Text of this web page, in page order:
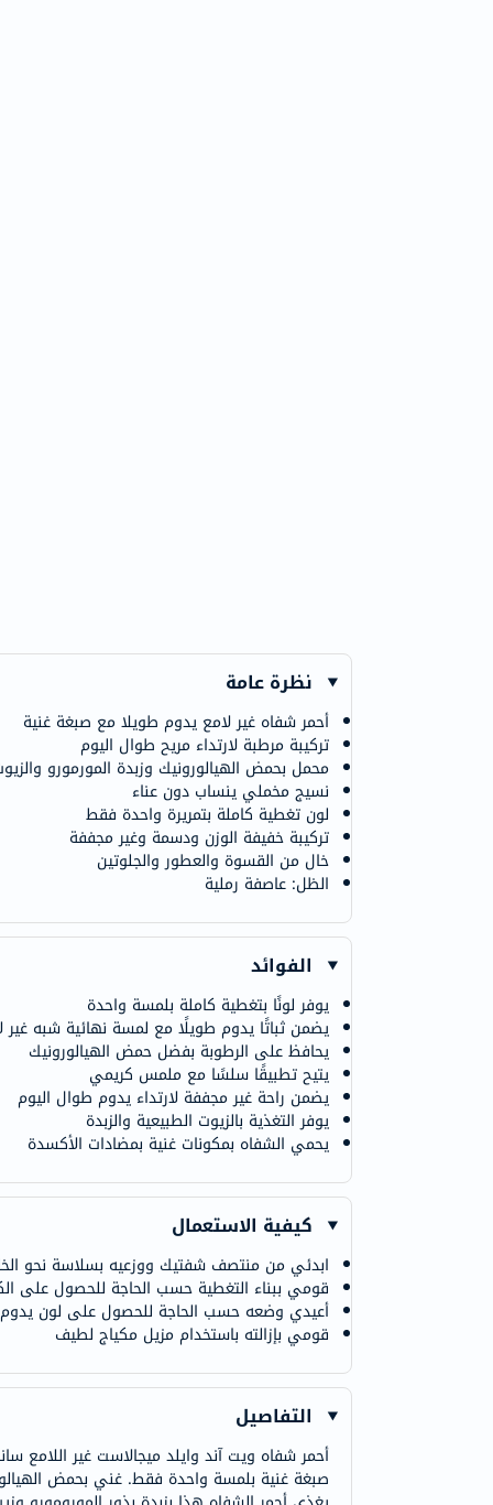
نظرة عامة
أحمر شفاه غير لامع يدوم طويلا مع صبغة غنية
تركيبة مرطبة لارتداء مريح طوال اليوم
محمل بحمض الهيالورونيك وزبدة المورمورو
نسيج مخملي ينساب دون عناء
لون تغطية كاملة بتمريرة واحدة فقط
تركيبة خفيفة الوزن ودسمة وغير مجففة
خال من القسوة والعطور والجلوتين
الظل: عاصفة رملية
الفوائد
يوفر لونًا بتغطية كاملة بلمسة واحدة
يضمن ثباتًا يدوم طويلًا مع لمسة نهائية شبه غير
يحافظ على الرطوبة بفضل حمض الهيالورونيك
يتيح تطبيقًا سلسًا مع ملمس كريمي
يضمن راحة غير مجففة لارتداء يدوم طوال اليوم
يوفر التغذية بالزيوت الطبيعية والزبدة
يحمي الشفاه بمكونات غنية بمضادات الأكسدة
كيفية الاستعمال
ابدئي من منتصف شفتيك ووزعيه بسلاسة نحو
قومي ببناء التغطية حسب الحاجة للحصول على
أعيدي وضعه حسب الحاجة للحصول على لون
قومي بإزالته باستخدام مزيل مكياج لطيف
التفاصيل
أحمر شفاه ويت آند وايلد ميجالاست غير اللامع